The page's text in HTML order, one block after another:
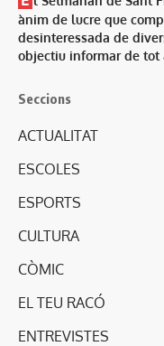
ànim de lucre que
desinteressada de
objectiu informar de
Seccions
ACTUALITAT
ESCOLES
ESPORTS
CULTURA
CÒMIC
EL TEU RACÓ
ENTREVISTES